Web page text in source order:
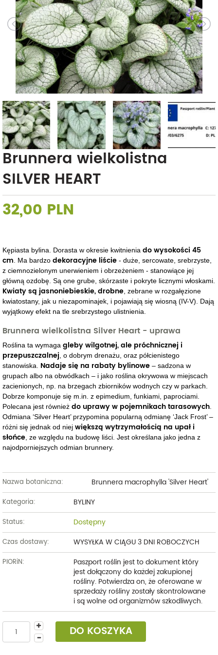
Brunnera wielkolistna
SILVER HEART
32,00 PLN
Kępiasta bylina. Dorasta w okresie kwitnienia do wysokości 45
cm . Ma bardzo dekoracyjne liście - duże, sercowate, srebrzyste,
z ciemnozielonym unerwieniem i obrzeżeniem - stanowiące jej
główną ozdobę. Są one grube, skórzaste i pokryte licznymi włoskami.
Kwiaty są jasnoniebieskie, drobne , zebrane w rozgałęzione
kwiatostany, jak u niezapominajek, i pojawiają się wiosną (IV-V). Dają
wyjątkowy efekt na tle srebrzystego ulistnienia.
Brunnera wielkolistna Silver Heart - uprawa
Roślina ta wymaga gleby wilgotnej, ale próchnicznej i
przepuszczalnej , o dobrym drenażu, oraz półcienistego
stanowiska. Nadaje się na rabaty bylinowe – sadzona w
grupach albo na obwódkach – i jako roślina okrywowa w miejscach
zacienionych, np. na brzegach zbiorników wodnych czy w parkach.
Dobrze komponuje się m.in. z epimedium, funkiami, paprociami.
Polecana jest również do uprawy w pojemnikach tarasowych
Odmiana ‘Silver Heart’ przypomina popularną odmianę ‘Jack Frost’ –
różni się jednak od niej większą wytrzymałością na upał i
słońce , ze względu na budowę liści. Jest określana jako jedna z
najodporniejszych odmian brunnery.
Nazwa botaniczna: Brunnera macrophylla 'Silver Heart'
Kategoria: BYLINY
Status: Dostępny
Czas dostawy: WYSYŁKA W CIĄGU 3 DNI ROBOCZYCH
PIORiN:
Paszport roślin jest to dokument który
jest dołączony do każdej zakupionej
rośliny. Potwierdza on, że oferowane w
sprzedaży rośliny zostały skontrolowane
i są wolne od organizmów szkodliwych.
DO KOSZYKA